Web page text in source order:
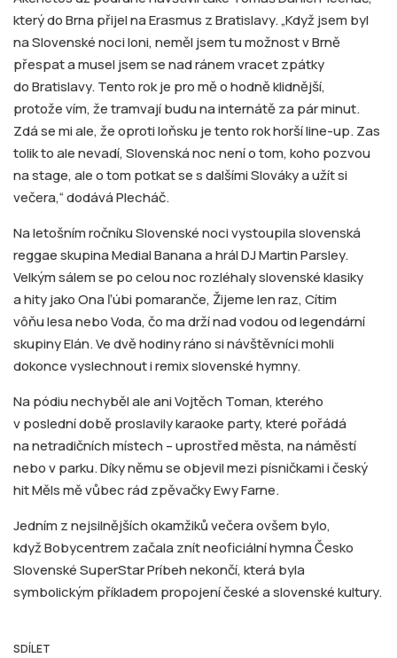
který do Brna přijel na Erasmus z Bratislavy. „Když jsem byl
na Slovenské noci loni, neměl jsem tu možnost v Brně
přespat a musel jsem se nad ránem vracet zpátky
do Bratislavy. Tento rok je pro mě o hodně klidnější,
protože vím, že tramvají budu na internátě za pár minut.
Zdá se mi ale, že oproti loňsku je tento rok horší line-up. Zas
tolik to ale nevadí, Slovenská noc není o tom, koho pozvou
na stage, ale o tom potkat se s dalšími Slováky a užít si
večera,“ dodává Plecháč.
Na letošním ročníku Slovenské noci vystoupila slovenská
reggae skupina Medial Banana a hrál DJ Martin Parsley.
Velkým sálem se po celou noc rozléhaly slovenské klasiky
a hity jako Ona ľúbi pomaranče, Žijeme len raz, Cítim
vôňu lesa nebo Voda, čo ma drží nad vodou od legendární
skupiny Elán. Ve dvě hodiny ráno si návštěvníci mohli
dokonce vyslechnout i remix slovenské hymny.
Na pódiu nechyběl ale ani Vojtěch Toman, kterého
v poslední době proslavily karaoke party, které pořádá
na netradičních místech – uprostřed města, na náměstí
nebo v parku. Díky němu se objevil mezi písničkami i český
hit Měls mě vůbec rád zpěvačky Ewy Farne.
Jedním z nejsilnějších okamžiků večera ovšem bylo,
když Bobycentrem začala znít neoficiální hymna Česko
Slovenské SuperStar Príbeh nekončí, která byla
symbolickým příkladem propojení české a slovenské kultury.
SDÍLET